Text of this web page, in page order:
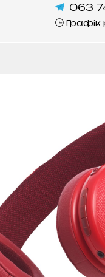
063
Графік